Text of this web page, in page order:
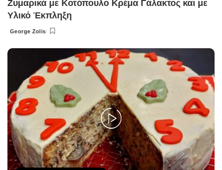
Ζυμαρικά με Κοτόπουλο Κρέμα Γάλακτος και με
Υλικό Έκπληξη
Posted
George Zolis